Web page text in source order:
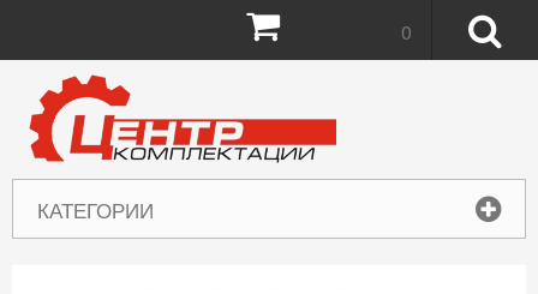
КАТЕГОРИИ
0